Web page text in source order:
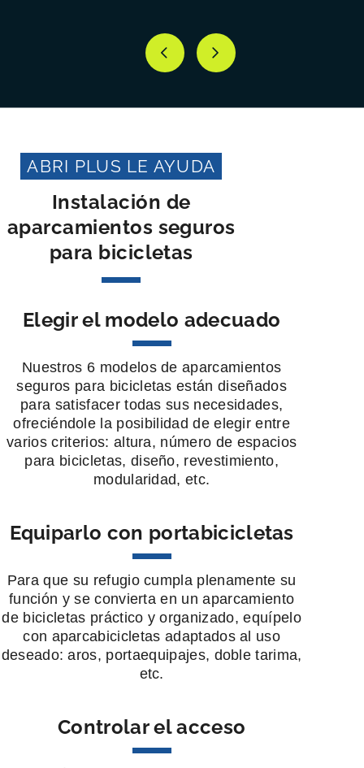
ABRI PLUS LE AYUDA
Instalación de
aparcamientos seguros
para bicicletas
Elegir el modelo adecuado
Nuestros 6 modelos de aparcamientos
seguros para bicicletas están diseñados
para satisfacer todas sus necesidades,
ofreciéndole la posibilidad de elegir entre
varios criterios: altura, número de espacios
para bicicletas, diseño, revestimiento,
modularidad, etc.
Equiparlo con portabicicletas
Para que su refugio cumpla plenamente su
función y se convierta en un aparcamiento
de bicicletas práctico y organizado, equípelo
con aparcabicicletas adaptados al uso
deseado: aros, portaequipajes, doble tarima,
etc.
Controlar el acceso